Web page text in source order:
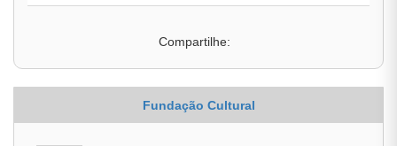
Compartilhe:
Fundação Cultural